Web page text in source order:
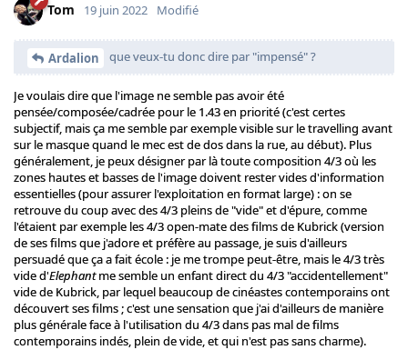
Tom 19 juin 2022 Modifié
Ardalion que veux-tu donc dire par "impensé" ?
Je voulais dire que l'image ne semble pas avoir été
pensée/composée/cadrée pour le 1.43 en priorité (c'est certes
subjectif, mais ça me semble par exemple visible sur le travelling avant
sur le masque quand le mec est de dos dans la rue, au début). Plus
généralement, je peux désigner par là toute composition 4/3 où les
zones hautes et basses de l'image doivent rester vides d'information
essentielles (pour assurer l'exploitation en format large) : on se
retrouve du coup avec des 4/3 pleins de "vide" et d'épure, comme
l'étaient par exemple les 4/3 open-mate des films de Kubrick (version
de ses films que j'adore et préfère au passage, je suis d'ailleurs
persuadé que ça a fait école : je me trompe peut-être, mais le 4/3 très
vide d'Elephantme semble un enfant direct du 4/3 "accidentellement"
vide de Kubrick, par lequel beaucoup de cinéastes contemporains ont
découvert ses films ; c'est une sensation que j'ai d'ailleurs de manière
plus générale face à l'utilisation du 4/3 dans pas mal de films
contemporains indés, plein de vide, et qui n'est pas sans charme).